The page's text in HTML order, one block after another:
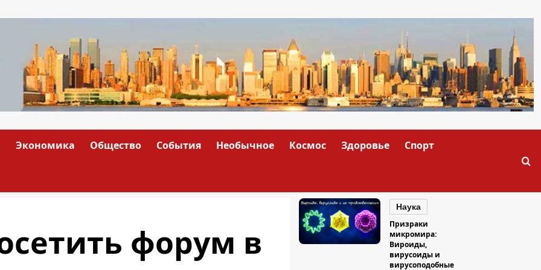
Экономика Общество События Необычное Космос Здоровье Спорт
форум в
Наука
Призраки
микромира:
Вироиды,
вирусоиды и
вирусоподобные